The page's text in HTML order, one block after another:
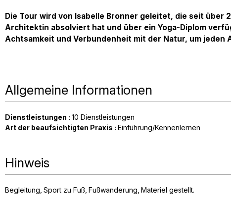
Die Tour wird von Isabelle Bronner geleitet, die seit
Architektin absolviert hat und über ein Yoga-Diplom
Achtsamkeit und Verbundenheit mit der Natur, um jeden
Allgemeine Informationen
Dienstleistungen : 10 Dienstleistungen
Art der beaufsichtigten Praxis : Einführung/Kennenlernen
Hinweis
Begleitung Sport zu Fuß Fußwanderung Materiel gestellt